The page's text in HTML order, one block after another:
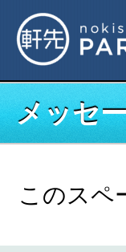
メッセ
このスペ